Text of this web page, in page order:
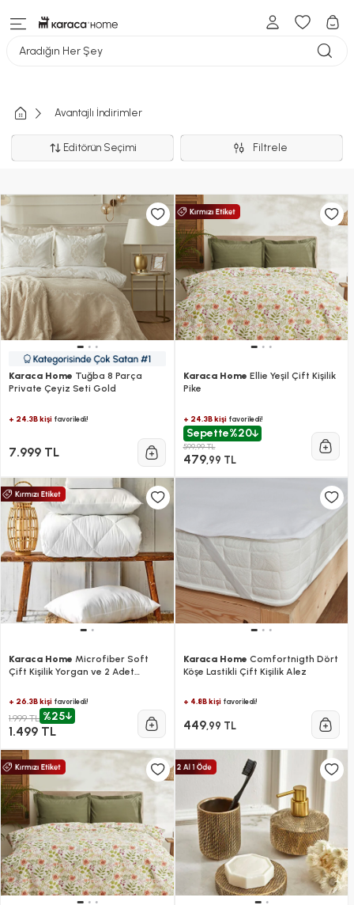
Aradığın Her Şey
Avantajlı İndirimler
Editörün Seçimi Filtrele
Karaca Home Tuğba 8 Parça
Private Çeyiz Seti Gold
+ 24.3B kişi favoriledi!
7.999 TL
Karaca Home Ellie Yeşil Çift Kişilik
Pike
+ 24.3B kişifavoriledi!
Sepette%20
599,99 TL
479,99 TL
Karaca Home Microfiber Soft
Çift Kişilik Yorgan ve 2 Adet
+ 26.3B kişi favoriledi!
1.999 TL %25
1.499 TL
Karaca Home Comfortnigth Dört
Köşe Lastikli Çift Kişilik Alez
+ 4.8B kişifavoriledi!
449,99 TL